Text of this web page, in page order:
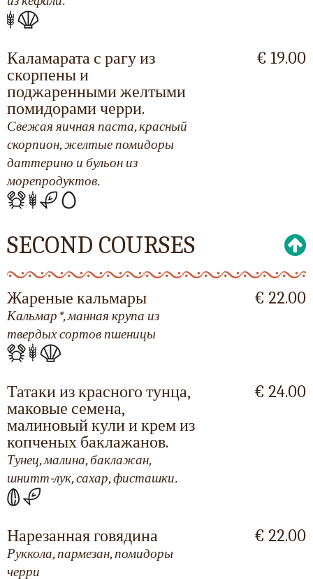
Каламарата с рагу из
скорпены и
поджаренными желтыми
помидорами черри.
Свежая яичная паста, красный
скорпион, желтые помидоры
даттерино и бульон из
морепродуктов.
€ 19.00
SECOND COURSES
Жареные кальмары
Кальмар*, манная крупа из
твердых сортов пшеницы
€ 22.00
Татаки из красного тунца,
маковые семена,
малиновый кули и крем из
копченых баклажанов.
Тунец, малина, баклажан,
шнитт-лук, сахар, фисташки.
€ 24.00
Нарезанная говядина
Руккола, пармезан, помидоры
черри
€ 22.00